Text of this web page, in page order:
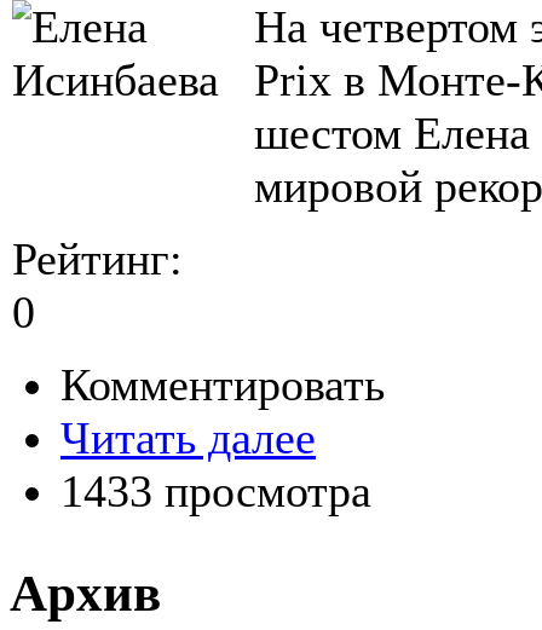
На четвертом
Prix в Монте-
шестом Елена
мировой
Рейтинг:
0
Комментировать
Читать далее
1433 просмотра
Архив